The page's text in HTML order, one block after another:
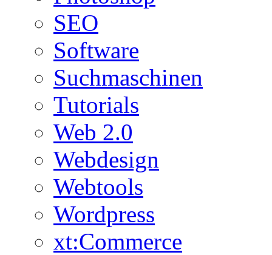
SEO
Software
Suchmaschinen
Tutorials
Web 2.0
Webdesign
Webtools
Wordpress
xt:Commerce